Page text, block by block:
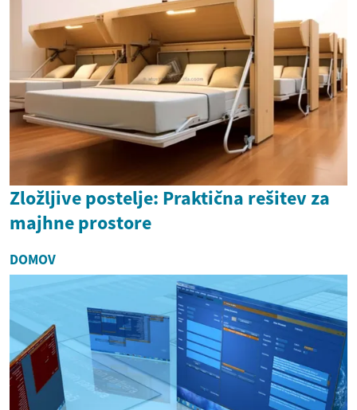
Zložljive postelje: Praktična rešitev za
majhne prostore
DOMOV